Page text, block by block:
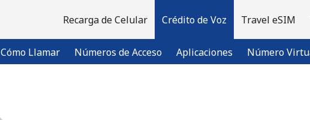
Recarga de Celular Crédito de Voz
Cómo Llamar Números de Acceso Aplicaciones Número
Travel eSIM